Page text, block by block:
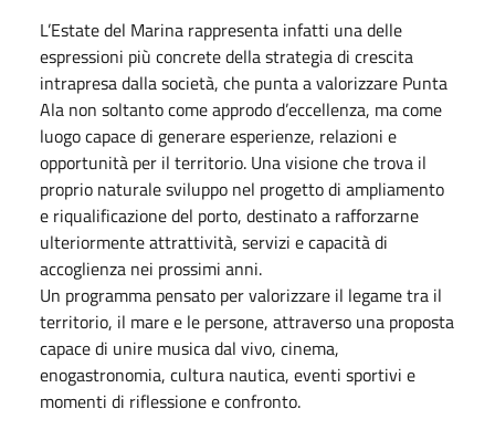
L’Estate del Marina rappresenta infatti una delle
espressioni più concrete della strategia di crescita
intrapresa dalla società, che punta a valorizzare Punta
Ala non soltanto come approdo d’eccellenza, ma come
luogo capace di generare esperienze, relazioni e
opportunità per il territorio. Una visione che trova il
proprio naturale sviluppo nel progetto di ampliamento
e riqualificazione del porto, destinato a rafforzarne
ulteriormente attrattività, servizi e capacità di
accoglienza nei prossimi anni.
Un programma pensato per valorizzare il legame tra il
territorio, il mare e le persone, attraverso una proposta
capace di unire musica dal vivo, cinema,
enogastronomia, cultura nautica, eventi sportivi e
momenti di riflessione e confronto.